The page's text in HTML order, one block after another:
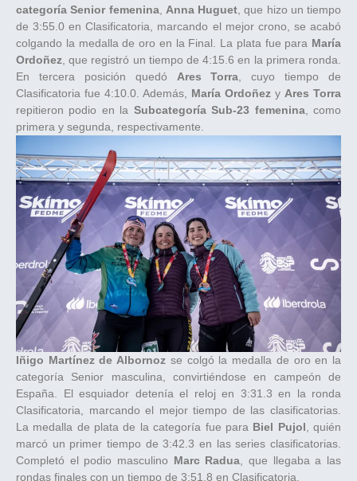
categoría Senior femenina, Anna Huguet , que hizo un tiempo
de 3:55.0 en Clasificatoria, marcando el mejor crono, se acabó
colgando la medalla de oro en la Final. La plata fue para María
Ordoñez , que registró un tiempo de 4:15.6 en la primera ronda.
En tercera posición quedó Ares Torra , cuyo tiempo de
Clasificatoria fue 4:10.0. Además, María Ordoñez y Ares Torra
repitieron podio en la Subcategoría Sub-23 femenina, como
primera y segunda, respectivamente.
Iñigo Martínez de Albornoz se colgó la medalla de oro en la
categoría Senior masculina, convirtiéndose en campeón de
España. El esquiador detenía el reloj en 3:31.3 en la ronda
Clasificatoria, marcando el mejor tiempo de las clasificatorias.
La medalla de plata de la categoría fue para Biel Pujol , quién
marcó un primer tiempo de 3:42.3 en las series clasificatorias.
Completó el podio masculino Marc Radua , que llegaba a las
rondas finales con un tiempo de 3:51.8 en Clasificatoria.